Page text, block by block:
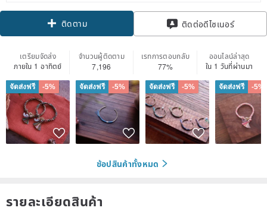
ติดตาม ติดต่อดีไซเนอร์
เตรียมจัดส่ง
ภายใน 1 อาทิตย์
จำนวนผู้ติดตาม
7,196
เรทการตอบกลับ
77%
ออนไลน์ล่าสุด
ใน 1 วันที่ผ่านมา
จัดส่งฟรี -5% จัดส่งฟรี -5% จัดส่งฟรี -5% จัดส่งฟรี -5%
ช้อปสินค้าทั้งหมด
รายละเอียดสินค้า